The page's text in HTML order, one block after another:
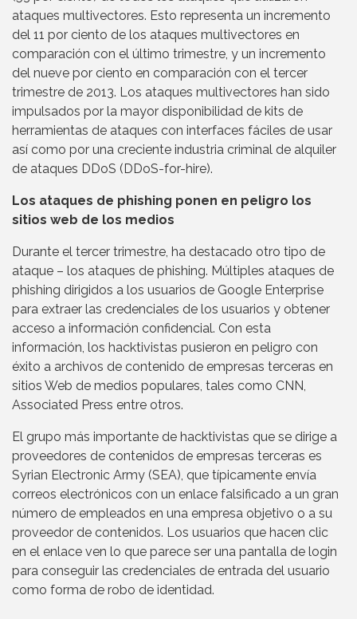
ataques multivectores. Esto representa un incremento
del 11 por ciento de los ataques multivectores en
comparación con el último trimestre, y un incremento
del nueve por ciento en comparación con el tercer
trimestre de 2013. Los ataques multivectores han sido
impulsados por la mayor disponibilidad de kits de
herramientas de ataques con interfaces fáciles de usar
así como por una creciente industria criminal de alquiler
de ataques DDoS (DDoS-for-hire).
Los ataques de phishing ponen en peligro los
sitios web de los medios
Durante el tercer trimestre, ha destacado otro tipo de
ataque – los ataques de phishing. Múltiples ataques de
phishing dirigidos a los usuarios de Google Enterprise
para extraer las credenciales de los usuarios y obtener
acceso a información confidencial. Con esta
información, los hacktivistas pusieron en peligro con
éxito a archivos de contenido de empresas terceras en
sitios Web de medios populares, tales como CNN,
Associated Press entre otros.
El grupo más importante de hacktivistas que se dirige a
proveedores de contenidos de empresas terceras es
Syrian Electronic Army (SEA), que típicamente envía
correos electrónicos con un enlace falsificado a un gran
número de empleados en una empresa objetivo o a su
proveedor de contenidos. Los usuarios que hacen clic
en el enlace ven lo que parece ser una pantalla de login
para conseguir las credenciales de entrada del usuario
como forma de robo de identidad.